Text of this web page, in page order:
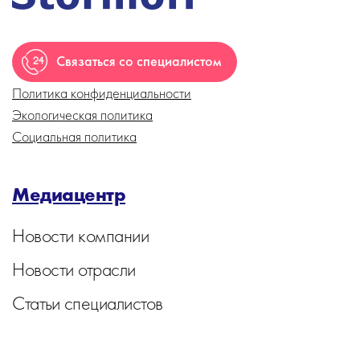
Связаться со специалистом
Политика конфиденциальности
Экологическая политика
Социальная политика
Медиацентр
Новости компании
Новости отрасли
Статьи специалистов